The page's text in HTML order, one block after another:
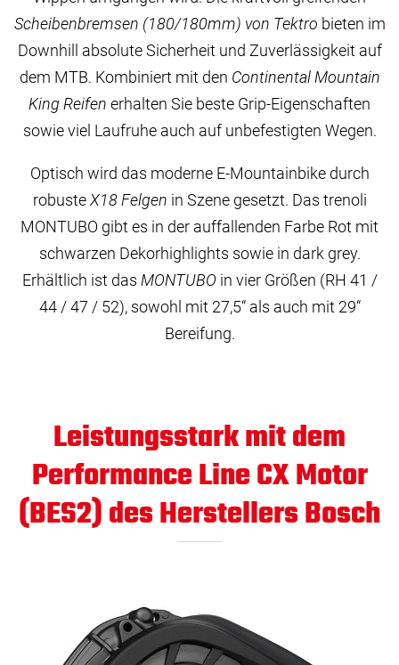
Scheibenbremsen (180/180mm) von Tektro bieten im
Downhill absolute Sicherheit und Zuverlässigkeit auf
dem MTB. Kombiniert mit den Continental Mountain
King Reifen erhalten Sie beste Grip-Eigenschaften
sowie viel Laufruhe auch auf unbefestigten Wegen.
Optisch wird das moderne E-Mountainbike durch
robusteX18 Felgen in Szene gesetzt. Das trenoli
MONTUBO gibt es in der auffallenden Farbe Rot mit
schwarzen Dekorhighlights sowie in dark grey.
Erhältlich ist das MONTUBOin vier Größen (RH 41 /
44 / 47 / 52), sowohl mit 27,5“ als auch mit 29“
Bereifung.
Leistungsstark mit dem
Performance Line CX Motor
(BES2) des Herstellers Bosch